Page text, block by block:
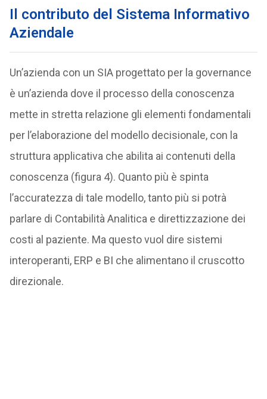
Il contributo del Sistema Informativo
Aziendale
Un’azienda con un SIA progettato per la governance
è un’azienda dove il processo della conoscenza
mette in stretta relazione gli elementi fondamentali
per l’elaborazione del modello decisionale, con la
struttura applicativa che abilita ai contenuti della
conoscenza (figura 4). Quanto più è spinta
l’accuratezza di tale modello, tanto più si potrà
parlare di Contabilità Analitica e direttizzazione dei
costi al paziente. Ma questo vuol dire sistemi
interoperanti, ERP e BI che alimentano il cruscotto
direzionale.